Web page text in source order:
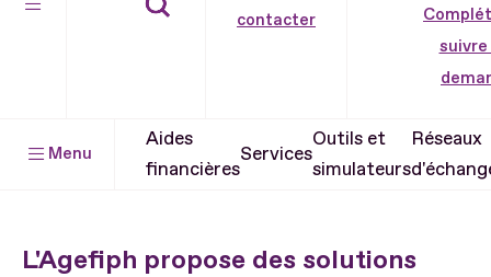
contacter
suivre
Menu
Aides
financières
Services
Outils et
simulateurs
Réseaux
L'Agefiph propose des solutions